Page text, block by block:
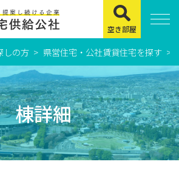
しの方
宅
空き部屋
しの方 県営住宅・公社賃貸住宅を探す
棟詳細